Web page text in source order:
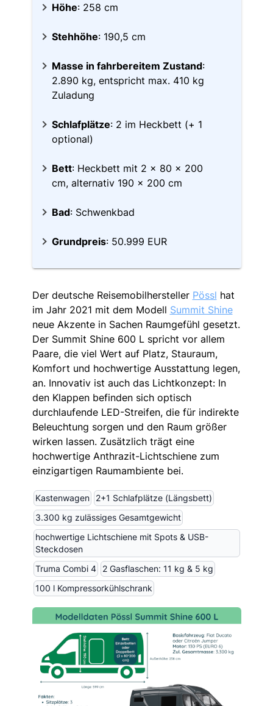
Höhe: 258 cm
Stehhöhe: 190,5 cm
Masse in fahrbereitem Zustand:
2.890 kg, entspricht max. 410 kg
Zuladung
Schlafplätze: 2 im Heckbett (+ 1
optional)
Bett: Heckbett mit 2 x 80 x 200
cm, alternativ 190 x 200 cm
Bad: Schwenkbad
Grundpreis: 50.999 EUR
Der deutsche Reisemobilhersteller Pössl hat
im Jahr 2021 mit dem Modell Summit Shine
neue Akzente in Sachen Raumgefühl gesetzt.
Der Summit Shine 600 L spricht vor allem
Paare, die viel Wert auf Platz, Stauraum,
Komfort und hochwertige Ausstattung legen,
an. Innovativ ist auch das Lichtkonzept: In
den Klappen befinden sich optisch
durchlaufende LED-Streifen, die für indirekte
Beleuchtung sorgen und den Raum größer
wirken lassen. Zusätzlich trägt eine
hochwertige Anthrazit-Lichtschiene zum
einzigartigen Raumambiente bei.
Kastenwagen
2+1 Schlafplätze (Längsbett)
3.300 kg zulässiges Gesamtgewicht
hochwertige Lichtschiene mit Spots & USB-
Steckdosen
Truma Combi 4
2 Gasflaschen: 11 kg & 5 kg
100 l Kompressorkühlschrank